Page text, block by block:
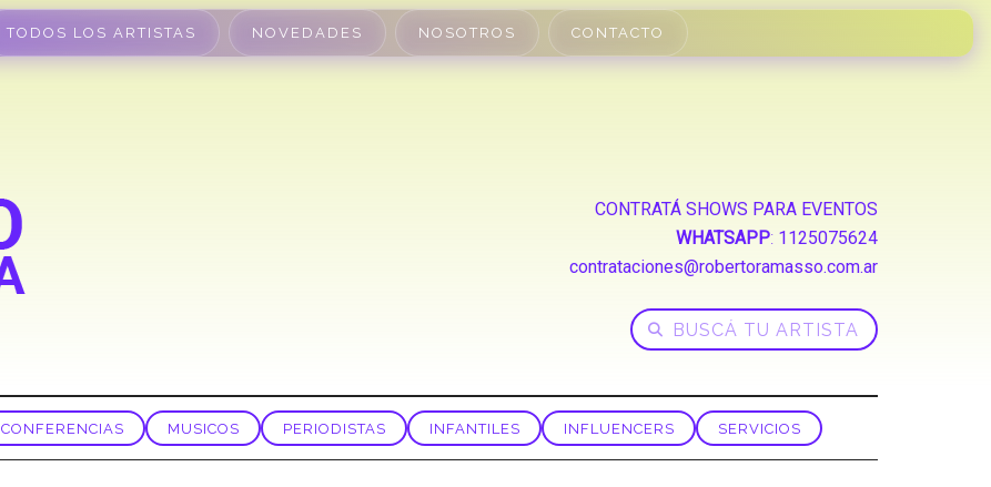
TODOS LOS ARTISTAS NOVEDADES NOSOTROS CONTACTO
CONTRATÁ SHOWS PARA EVENTOS
WHATSAPP: 1125075624
contrataciones@robertoramasso.com.ar
CONFERENCIAS MUSICOS PERIODISTAS INFANTILES INFLUENCERS SERVICIOS